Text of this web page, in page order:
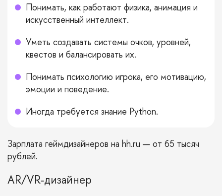
Понимать, как работают физика, анимация и
искусственный интеллект.
Уметь создавать системы очков, уровней,
квестов и балансировать их.
Понимать психологию игрока, его мотивацию,
эмоции и поведение.
Иногда требуется знание Python.
Зарплата геймдизайнеров на hh.ru — от 65 тысяч
рублей.
AR/VR‑дизайнер